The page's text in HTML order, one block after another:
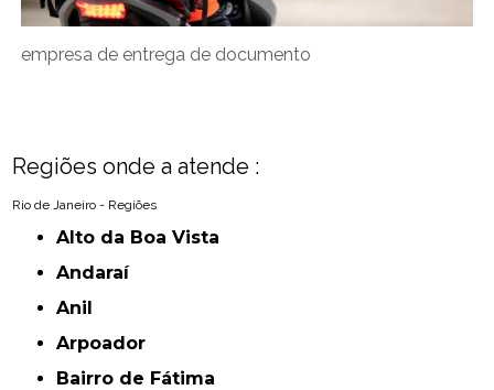
empresa de entrega de documento
Regiões onde a atende :
Rio de Janeiro - Regiões
Alto da Boa Vista
Andaraí
Anil
Arpoador
Bairro de Fátima